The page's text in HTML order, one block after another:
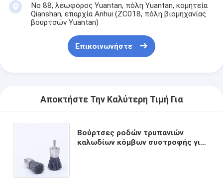
Νο 88, λεωφόρος Yuantan, πόλη Yuantan, κομητεία
Qianshan, επαρχία Anhui (ZC018, πόλη βιομηχανίας
βουρτσών Yuantan)
Επικοινωνήστε
Αποκτήστε Την Καλύτερη Τιμή Για
Βούρτσες ροδών τρυπανιών
καλωδίων κόμβων συστροφής για